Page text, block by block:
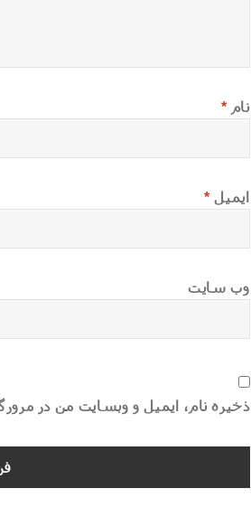
نام *
ایمیل *
وب‌ سایت
ذخیره نام، ایمیل و وبسایت من در